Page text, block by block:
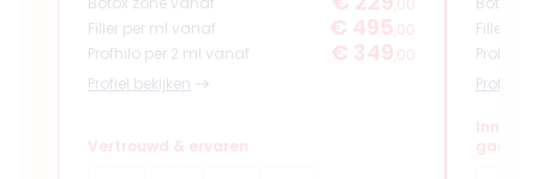
,00
Filler per ml vanaf
€ 495 ,00
Profhilo per 2 ml vanaf
€ 349 ,00
Profiel bekijken
Vertrouwd & ervaren
Filler
Profhilo
Profiel
gaan